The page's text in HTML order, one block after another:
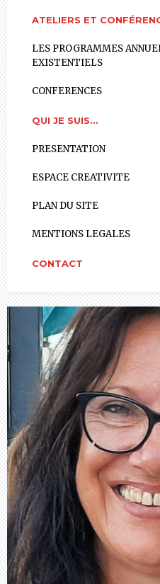
ATELIERS ET
LES PROGRAMMES
EXISTENTIELS
CONFERENCES
QUI JE SUIS…
PRESENTATION
ESPACE CREATIVITE
PLAN DU SITE
MENTIONS LEGALES
CONTACT